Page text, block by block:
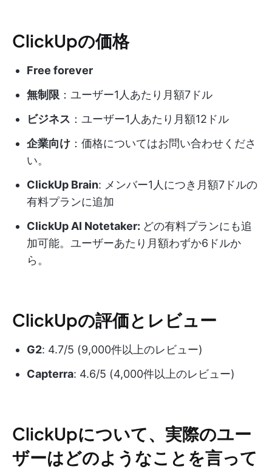
ClickUpの価格
Free forever
無制限 ：ユーザー1人あたり月額7ドル
ビジネス ：ユーザー1人あたり月額12ドル
企業向け ：価格についてはお問い合わせくださ
い。
ClickUp Brain: メンバー1人につき月額7ドルの
有料プランに追加
ClickUp AI Notetaker: どの有料プランにも追
加可能。ユーザーあたり月額わずか6ドルか
ら。
ClickUpの評価とレビュー
G2: 4.7/5 (9,000件以上のレビュー)
Capterra: 4.6/5 (4,000件以上のレビュー)
ClickUpについて、実際のユー
ザーはどのようなことを言って